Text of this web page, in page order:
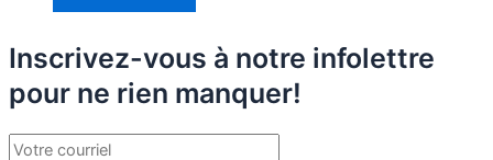
Inscrivez-vous à notre infolettre
pour ne rien manquer!